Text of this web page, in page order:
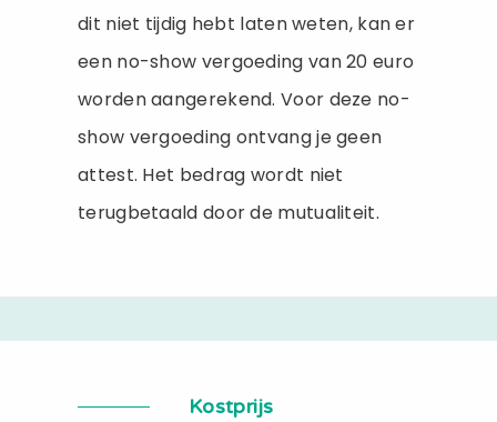
dit niet tijdig hebt laten weten, kan er
een no-show vergoeding van 20 euro
worden aangerekend. Voor deze no-
show vergoeding ontvang je geen
attest. Het bedrag wordt niet
terugbetaald door de mutualiteit.
Kostprijs